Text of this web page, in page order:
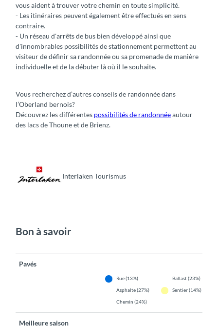
vous aident à trouver votre chemin en toute simplicité.
- Les itinéraires peuvent également être effectués en sens
contraire.
- Un réseau d'arrêts de bus bien développé ainsi que
d'innombrables possibilités de stationnement permettent au
visiteur de définir sa randonnée ou sa promenade de manière
individuelle et de la débuter là où il le souhaite.
Vous recherchez d’autres conseils de randonnée dans
l’Oberland bernois?
Découvrez les différentes possibilités de randonnéeautour
des lacs de Thoune et de Brienz.
Interlaken Tourismus
Bon à savoir
Pavés
Rue (13%)
Ballast (23%)
Asphalte (27%)
Sentier (14%)
Chemin (24%)
Meilleure saison